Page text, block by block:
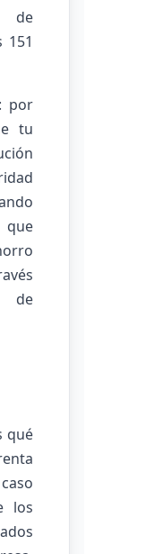
de
151
por
tu
que
de
qué
los